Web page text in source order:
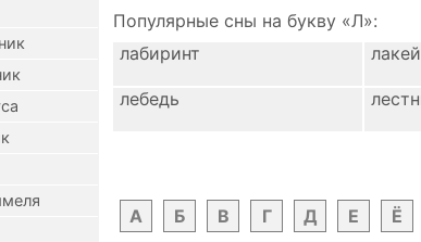
Популярные сны на букву «Л»:
лабиринт
лакей
лебедь
А
Б В Г Д Е Ё